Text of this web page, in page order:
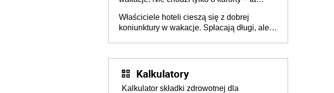
tam, gdzie wielu spędzi urlop po cichu
Właściciele hoteli cieszą się z dobrej
koniunktury w wakacje. Spłacają długi, ale
Kalkulatory
Kalkulator składki zdrowotnej dla